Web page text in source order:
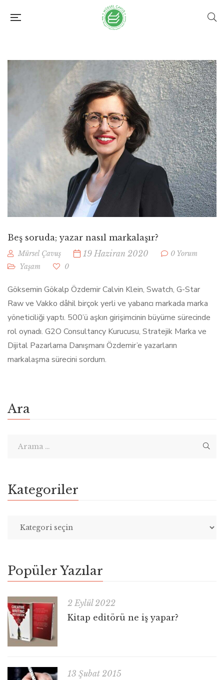
Beş soruda; yazar nasıl markalaşır?
Mürsel Çavuş 19 Haziran 2020
0 Yorum
Yaşam
0
Göksemin Gökalp Özdemir Calvin Klein, Swatch, G-Star
Raw ve Vakko dâhil birçok yerli ve yabancı markada marka
yöneticiliği yaptı. 500’ü aşkın girişimcinin büyüme sürecinde
rol oynadı. G2O Consultancy Kurucusu, Stratejik Marka ve
Dijital Pazarlama Danışmanı Özdemir’e yazarların
markalaşma sürecini sordum.
Ara
Kategoriler
Popüler Yazılar
2 Eylül 2022
Kitap editörü ne iş yapar?
13 Şubat 2015